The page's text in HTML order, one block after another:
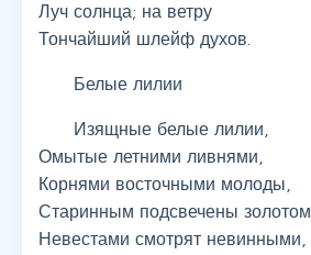
Луч солнца; на ветру
Тончайший шлейф духов.
Белые лилии
Изящные белые лилии,
Омытые летними ливнями,
Корнями восточными молоды,
Старинным подсвечены золотом.
Невестами смотрят невинными,